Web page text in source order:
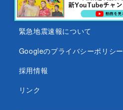
テレビ視聴データについて
緊急地震速報について
Googleのプライバシーポリシー
採用情報
リンク